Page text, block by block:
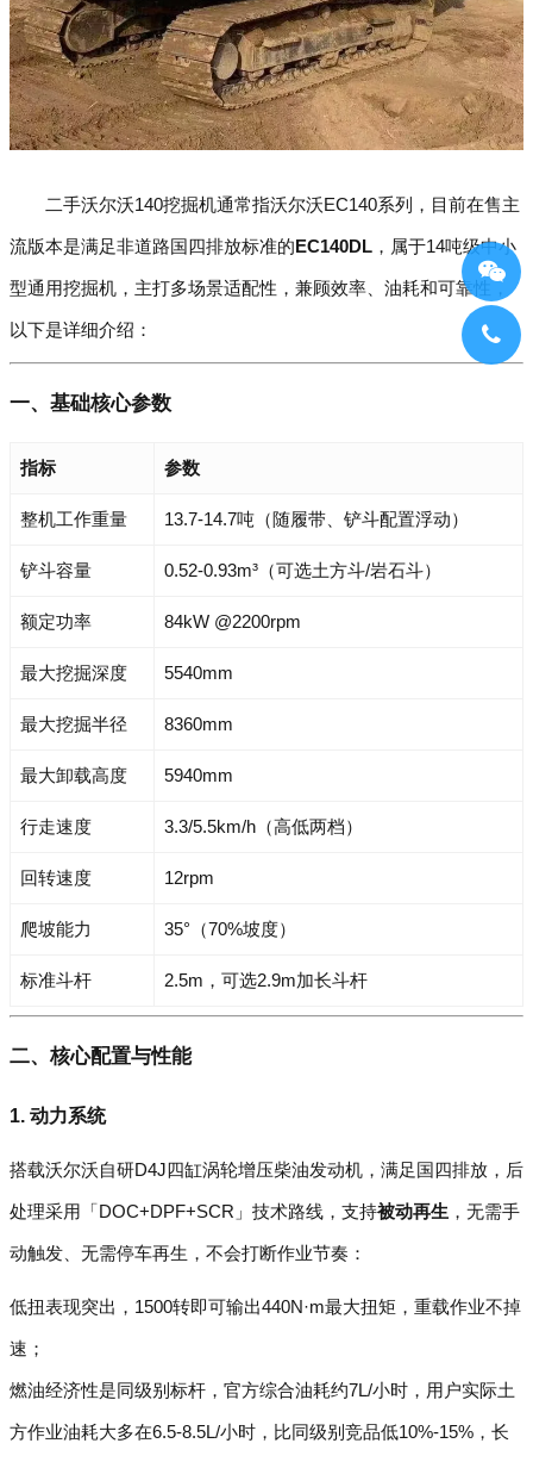
二手沃尔沃140挖掘机通常指沃尔沃EC140系列，目前在售主
流版本是满足非道路国四排放标准的EC140DL ，属于14吨级中小
型通用挖掘机，主打多场景适配性，兼顾效率、油耗和可靠性，
以下是详细介绍：
一、基础核心参数
指标 参数
整机工作重量 13.7-14.7吨（随履带、铲斗配置浮动）
铲斗容量 0.52-0.93m³（可选土方斗/岩石斗）
额定功率 84kW @2200rpm
最大挖掘深度 5540mm
最大挖掘半径 8360mm
最大卸载高度 5940mm
行走速度 3.3/5.5km/h（高低两档）
回转速度 12rpm
爬坡能力 35°（70%坡度）
标准斗杆 2.5m，可选2.9m加长斗杆
二、核心配置与性能
1. 动力系统
搭载沃尔沃自研D4J四缸涡轮增压柴油发动机，满足国四排放，后
处理采用「DOC+DPF+SCR」技术路线，支持被动再生 ，无需手
动触发、无需停车再生，不会打断作业节奏：
低扭表现突出，1500转即可输出440N·m最大扭矩，重载作业不掉
速；
燃油经济性是同级别标杆，官方综合油耗约7L/小时，用户实际土
方作业油耗大多在6.5-8.5L/小时，比同级别竞品低10%-15%，长